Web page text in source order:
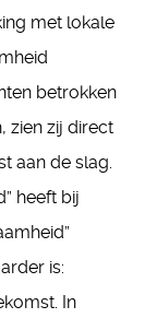
met lokale
betrokken
zien zij direct
aan de slag.
heeft bij
is:
In